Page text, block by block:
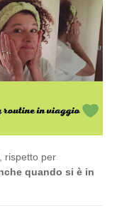
, rispetto per
quando si è in